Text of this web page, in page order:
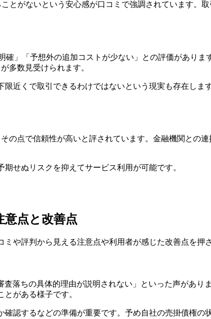
とがないという安心感が口コミで強調されています。
」「予想外の追加コストが少ない」との評価があり
多数見受けられます。
近くで取引できるわけではないという現実も存在しま
の点で信頼性が高いと評されています。金融機関との
せぬリスクを抑えてサービス利用が可能です。
点と改善点
や評判から見える注意点や利用者が感じた改善点を押
落ちの具体的理由が説明されない」といった声があり
がある様子です。
認するなどの準備が重要です。予め自社の売掛債権の